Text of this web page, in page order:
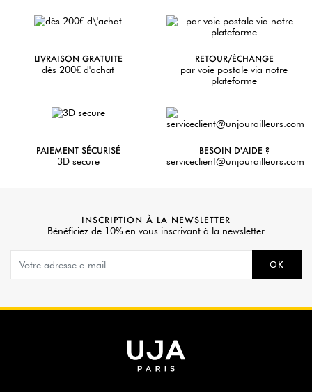
LIVRAISON GRATUITE
dès 200€ d'achat
RETOUR/ÉCHANGE
par voie postale via notre
plateforme
PAIEMENT SÉCURISÉ
3D secure
BESOIN D'AIDE ?
serviceclient@unjourailleurs.com
INSCRIPTION À LA NEWSLETTER
Bénéficiez de 10% en vous inscrivant à la newsletter
OK